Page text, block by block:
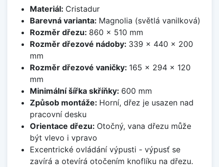
Materiál: Cristadur
Barevná varianta: Magnolia (světlá vanilková)
Rozměr dřezu: 860 x 510 mm
Rozměr dřezové nádoby: 339 x 440 x 200
mm
Rozměr dřezové vaničky: 165 x 294 x 120
mm
Minimální šířka skříňky: 600 mm
Způsob montáže: Horní, dřez je usazen nad
pracovní desku
Orientace dřezu: Otočný, vana dřezu může
být vlevo i vpravo
Excentrické ovládání výpusti - výpusť se
zavírá a otevírá otočením knoflíku na dřezu.